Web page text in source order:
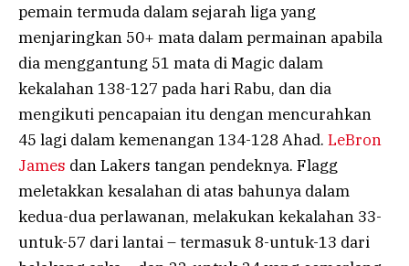
pemain termuda dalam sejarah liga yang
menjaringkan 50+ mata dalam permainan apabila
dia menggantung 51 mata di Magic dalam
kekalahan 138-127 pada hari Rabu, dan dia
mengikuti pencapaian itu dengan mencurahkan
45 lagi dalam kemenangan 134-128 Ahad. LeBron
James dan Lakers tangan pendeknya. Flagg
meletakkan kesalahan di atas bahunya dalam
kedua-dua perlawanan, melakukan kekalahan 33-
untuk-57 dari lantai – termasuk 8-untuk-13 dari